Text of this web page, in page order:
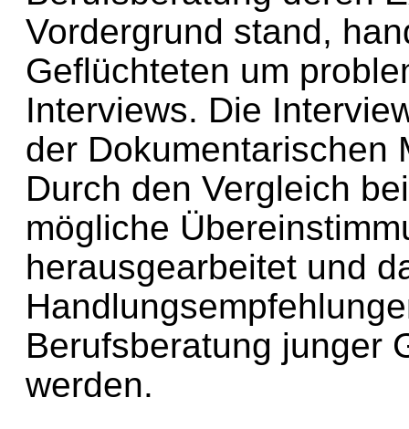
Vordergrund stand,
Geflüchteten um
Interviews. Die
der Dokumentarischen
Durch den Vergleich
mögliche
herausgearbeitet und
Berufsberatung junger
werden.